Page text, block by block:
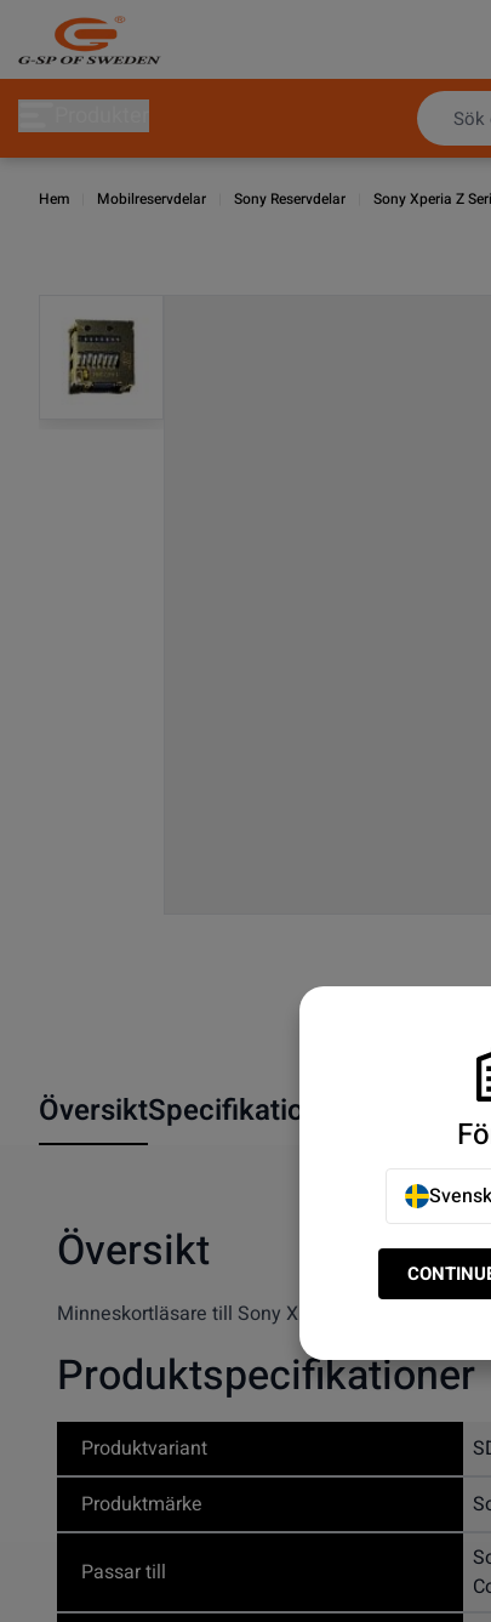
Hoppa till innehållet
Hem Mobilreservdelar Sony Reservdelar Sony Xperia Z
ÖversiktSpecifikationer
Översikt
Minneskortläsare till Sony Xperia Z3/Z3 Plus/Z5/
Produktspecifikationer
Produktvariant
Produktmärke
Passar till